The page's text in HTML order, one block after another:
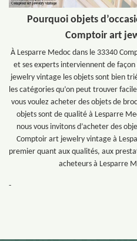
Pourquoi objets
Comptoir art
À Lesparre Medoc dans le 33340
et ses experts interviennent de
jewelry vintage les objets sont bien
les catégories qu’on peut trouver
vous voulez acheter des objets de
objets sont de qualité à Lesparre
nous vous invitons d’acheter des
Comptoir art jewelry vintage à
premier quant aux qualités, aux
acheteurs à Lesparre
-